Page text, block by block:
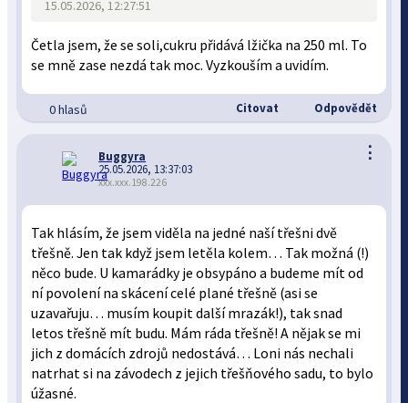
15.05.2026, 12:27:51
Četla jsem, že se soli,cukru přidává lžička na 250 ml. To
se mně zase nezdá tak moc. Vyzkouším a uvidím.
0 hlasů Citovat Odpovědět
⋮
Buggyra
25.05.2026, 13:37:03
xxx.xxx.198.226
Tak hlásím, že jsem viděla na jedné naší třešni dvě
třešně. Jen tak když jsem letěla kolem… Tak možná (!)
něco bude. U kamarádky je obsypáno a budeme mít od
ní povolení na skácení celé plané třešně (asi se
uzavařuju… musím koupit další mrazák!), tak snad
letos třešně mít budu. Mám ráda třešně! A nějak se mi
jich z domácích zdrojů nedostává… Loni nás nechali
natrhat si na závodech z jejich třešňového sadu, to bylo
úžasné.